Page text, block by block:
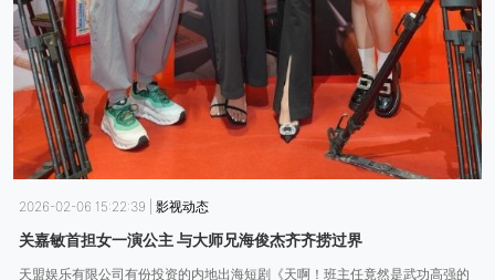
2026-02-06 15:22:39 影视动态
关嘉敏首担女一演公主 与大师兄海俊杰齐齐捞过界
天盟娱乐有限公司有份投资的内地出海短剧《天啊！班主任竟然是武功高强的